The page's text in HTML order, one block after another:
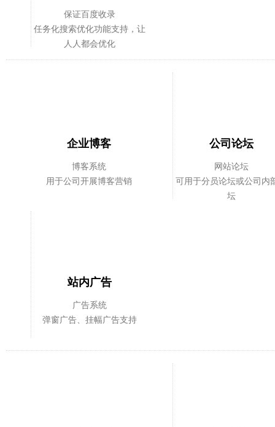
保证百度收录
任务化搜索优化功能支持，让
人人都会优化
企业博客
博客系统
用于公司开展博客营销
公司论坛
网站论坛
可用于分员论坛或公司内
坛
站内广告
广告系统
弹窗广告、挂幅广告支持